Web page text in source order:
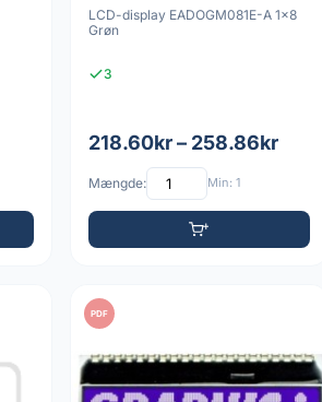
LCD-display EADOGM081E-A 1x8
Grøn
3
218.60kr – 258.86kr
Mængde: Min: 1
PDF